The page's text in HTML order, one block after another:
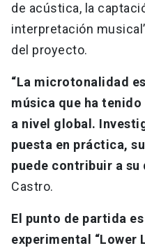
de acústica, la
interpretación
del proyecto.
“La microtonalidad
música que ha
a nivel global.
puesta en práctica,
puede contribuir a su
Castro.
El punto de partida
experimental